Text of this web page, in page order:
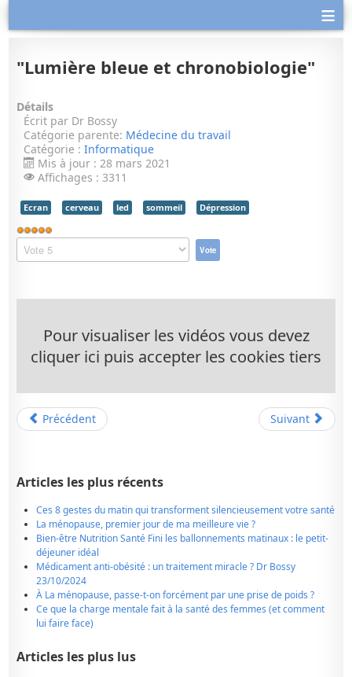
≡
"Lumière bleue et chronobiologie"
Détails
Écrit par Dr Bossy
Catégorie parente: Médecine du travail
Catégorie :Informatique
Mis à jour : 28 mars 2021
Affichages : 3311
Ecran cerveau led sommeil Dépression
Vote
utilisateur:
Veuillez
voter
Pour visualiser les vidéos vous devez
cliquer ici puis accepter les cookies tiers
Précédent Suivant
Articles les plus récents
Ces 8 gestes du matin qui transforment silencieusement votre santé
La ménopause, premier jour de ma meilleure vie ?
Bien-être Nutrition Santé Fini les ballonnements matinaux : le petit-
déjeuner idéal
Médicament anti-obésité : un traitement miracle ? Dr Bossy
23/10/2024
À La ménopause, passe-t-on forcément par une prise de poids ?
Ce que la charge mentale fait à la santé des femmes (et comment
lui faire face)
Articles les plus lus